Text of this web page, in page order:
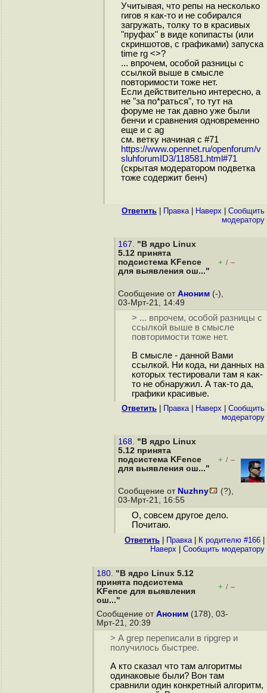
Учитывая, что репы на несколько
гигов я как-то и не собирался
загружать, толку то в красивых
"пруфах" в виде копипасты (или
скриншотов, с графиками) запуска
time rg <>?
... впрочем, особой разницы с
ссылкой выше в смысле
повторимости тоже нет.
Если действительно интересно, а
не "за по*раться", то тут на
форуме не так давно уже были
бенчи и сравнения одновременно
еще и с ag
см. ветку начиная с #71
https://www.opennet.ru/openforum/v
sluhforumID3/118581.html#71
(скрытая модератором подветка
тоже содержит бенч)
Ответить Правка| Наверх
Cообщить
модератору
167. "В ядро Linux
5.12 принята
подсистема KFence
для выявления ош..."
+ / –
Сообщение от Аноним (-),
03-Мрт-21, 14:49
> ... впрочем, особой разницы с
ссылкой выше в смысле
повторимости тоже нет.
В смысле - данной Вами
ссылкой. Ни кода, ни данных на
которых тестировали там я как-
то не обнаружил. А так-то да,
графики красивые.
Ответить Правка| Наверх
Cообщить
модератору
168. "В ядро Linux
5.12 принята
подсистема KFence
для выявления ош..."
+ / –
Сообщение от Nuzhny
(?),
03-Мрт-21, 16:55
О, совсем другое дело.
Почитаю.
Ответить Правка| К родителю #166
Наверх
Cообщить модератору
180. "В ядро Linux 5.12
принята подсистема
KFence для выявления
ош..."
+ / –
Сообщение от Аноним (178), 03-
Мрт-21, 20:39
> А grep переписали в ripgrep и
получилось быстрее.
А кто сказал что там алгоритмы
одинаковые были? Вон там
сравнили один конкретный алгоритм,